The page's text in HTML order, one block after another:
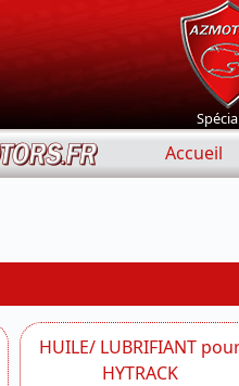
Accueil
HUILE/ LUBRIFIANT
HYTRACK